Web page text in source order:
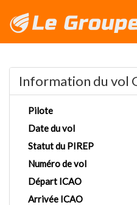
Information du vol
Pilote
Date du vol
Statut du PIREP
Numéro de vol
Départ ICAO
Arrivée ICAO